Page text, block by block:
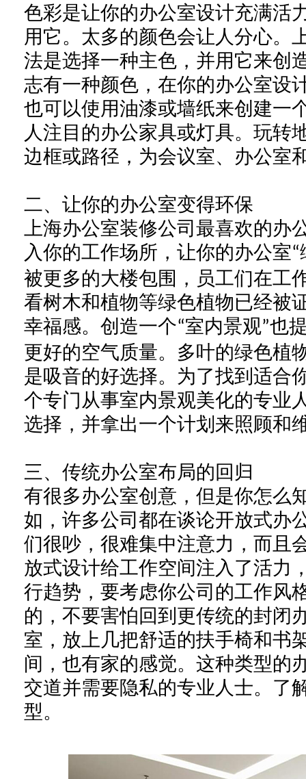
色彩是让你的办公室设计充满活
用它。太多的颜色会让人分心。
法是选择一种主色，并用它来创
志有一种颜色，在你的办公室设
也可以使用油漆或墙纸来创建一
人注目的办公家具或灯具。玩转
边框或路径，为会议室、 办公室
二、 让你的办公室变得环保
上海办公室装修公司最喜欢的办
入你的工作场所，让你的办公室“
被更多的大楼包围，员工们在工
看树木和植物等绿色植物已经被
幸福感。创造一个“室内景观”也
更好的空气质量。多叶的绿色植
是吸音的好选择。为了找到适合
个专门从事室内景观美化的专业
选择，并拿出一个计划来照顾和
三、 传统办公室布局的回归
有很多办公室创意，但是你怎么
如，许多公司都在谈论开放式办
们很吵，很难集中注意力，而且
放式设计给工作空间注入了活力
行趋势，要考虑你公司的工作风
的，不要害怕回到更传统的封闭
室，放上几把舒适的扶手椅和书
间，也有家的感觉。这种类型的
交道并需要隐私的专业人士。了
型。